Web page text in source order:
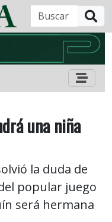
una niña
la duda de
popular juego
será hermana